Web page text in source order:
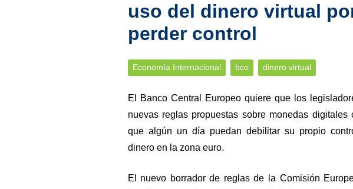
uso del dinero virtual
perder control
Economía Internacional bce dinero virtual
El Banco Central Europeo quiere que los
nuevas reglas propuestas sobre monedas
que algún un día puedan debilitar su propio
dinero en la zona euro.
El nuevo borrador de reglas de la Comisión